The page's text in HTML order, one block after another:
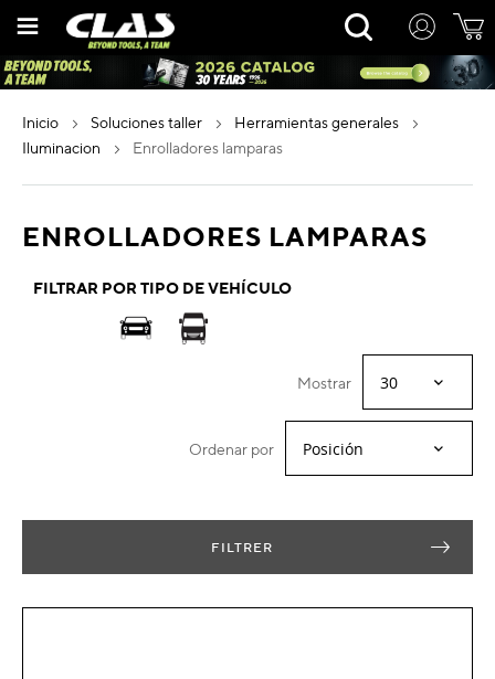
Rechercher
inicio soluciones taller
herramientas generales
iluminacion
enrolladores lamparas
ENROLLADORES LAMPARAS
FILTRAR POR TIPO DE VEHÍCULO
Mostrar
Ordenar por
FILTRER